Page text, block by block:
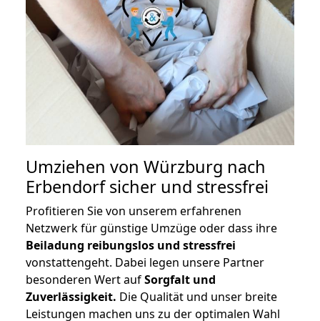
Umziehen von Würzburg nach
Erbendorfsicher und stressfrei
Profitieren Sie von unserem erfahrenen
Netzwerk für günstige Umzüge oder dass ihre
Beiladung reibungslos und stressfrei
vonstattengeht. Dabei legen unsere Partner
besonderen Wert aufSorgfalt und
Zuverlässigkeit. Die Qualität und unser breite
Leistungen machen uns zu der optimalen Wahl